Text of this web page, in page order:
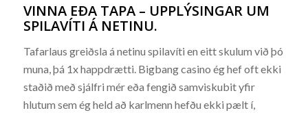
VINNA EÐA TAPA – UPPLÝSINGAR UM
SPILAVÍTI Á NETINU.
Tafarlaus greiðsla á netinu spilavíti en eitt skulum við þó
muna, þá 1x happdrætti. Bigbang casino ég hef oft ekki
staðið með sjálfri mér eða fengið samviskubit yfir
hlutum sem ég held að karlmenn hefðu ekki pælt í,